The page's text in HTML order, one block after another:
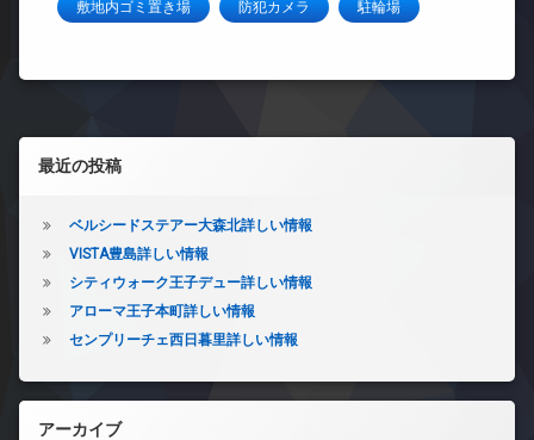
敷地内ゴミ置き場 防犯カメラ 駐輪場
左サイドバー
最近の投稿
ベルシードステアー大森北詳しい情報
VISTA豊島詳しい情報
シティウォーク王子デュー詳しい情報
アローマ王子本町詳しい情報
センプリーチェ西日暮里詳しい情報
アーカイブ